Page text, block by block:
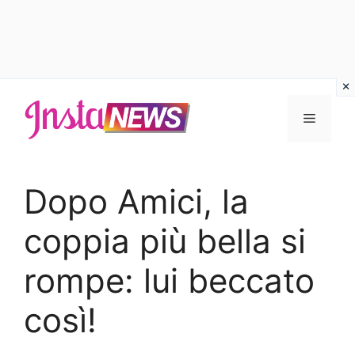
contenuto
Menu
Dopo Amici, la
coppia più bella si
rompe: lui beccato
così!